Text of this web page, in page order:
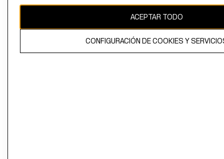
El contenido de esta página web está protegido por copyright y es
ACEPTAR TODO
CONFIGURACIÓN DE COOKIES Y